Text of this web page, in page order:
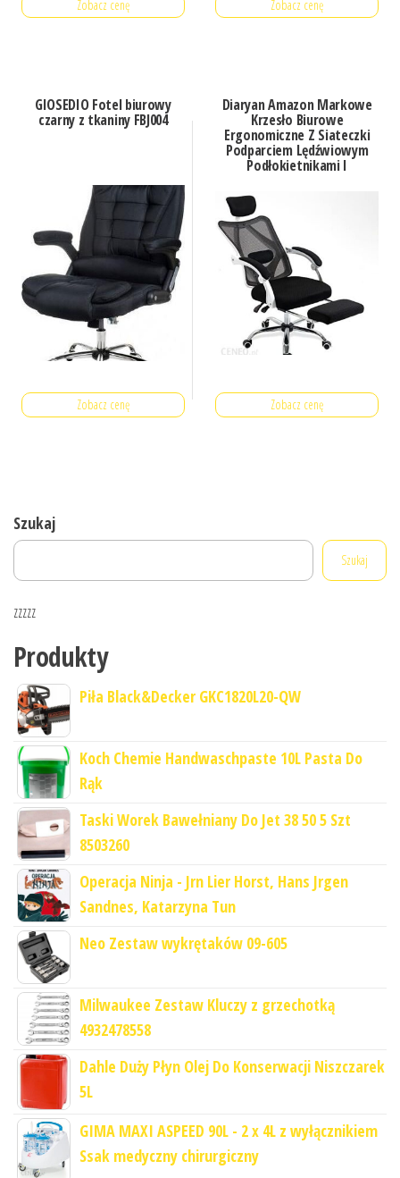
Zobacz cenę Zobacz cenę
GIOSEDIO Fotel biurowy
czarny z tkaniny FBJ004
Zobacz cenę
Diaryan Amazon Markowe
Krzesło Biurowe
Ergonomiczne Z Siateczki
Podparciem Lędźwiowym
Podłokietnikami I
Regulacja Wysoko
Zobacz cenę
Szukaj
Szukaj
zzzzz
Produkty
Piła Black&Decker GKC1820L20-QW
Koch Chemie Handwaschpaste 10L Pasta Do
Rąk
Taski Worek Bawełniany Do Jet 38 50 5 Szt
8503260
Operacja Ninja - Jrn Lier Horst, Hans Jrgen
Sandnes, Katarzyna Tun
Neo Zestaw wykrętaków 09-605
Milwaukee Zestaw Kluczy z grzechotką
4932478558
Dahle Duży Płyn Olej Do Konserwacji Niszczarek
5L
GIMA MAXI ASPEED 90L - 2 x 4L z wyłącznikiem
Ssak medyczny chirurgiczny